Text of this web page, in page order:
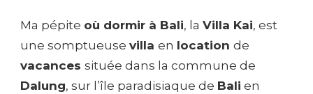
Ma pépite où dormir à Bali, la Villa Kai, est
une somptueuse villa en location de
vacances située dans la commune de
Dalung, sur l’île paradisiaque de Bali en